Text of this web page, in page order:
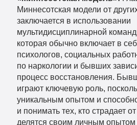
Миннесотская модели от
заключается в использовании
мультидисциплинарной
которая обычно включает в
психологов, социальных
по наркологии и бывших
процесс восстановления.
играют ключевую роль,
уникальным опытом и
и понимать тех, кто страдает
делятся своим личным опытом